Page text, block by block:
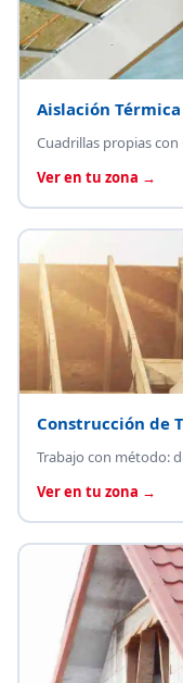
Aislación Térmica
Cuadrillas propias con
Ver en tu zona →
Construcción de
Trabajo con método:
Ver en tu zona →